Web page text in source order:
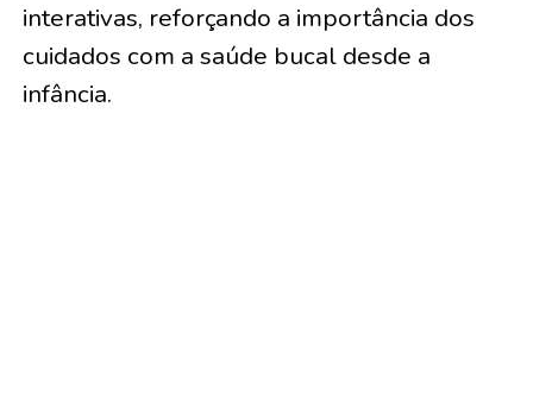
interativas, reforçando a importância dos
cuidados com a saúde bucal desde a
infância.